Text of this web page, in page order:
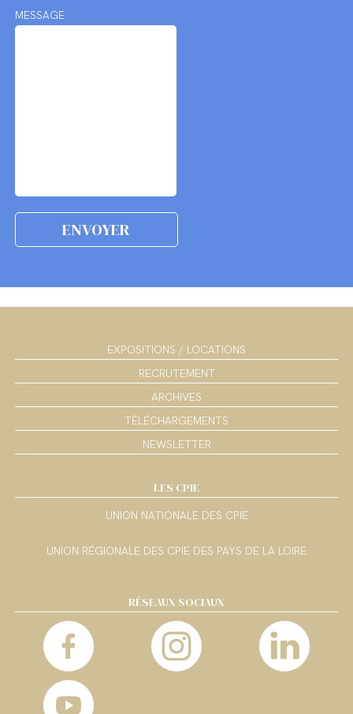
MESSAGE
EXPOSITIONS / LOCATIONS
RECRUTEMENT
ARCHIVES
TÉLÉCHARGEMENTS
NEWSLETTER
LES CPIE
UNION NATIONALE DES CPIE
UNION RÉGIONALE DES CPIE DES PAYS DE LA LOIRE
RÉSEAUX SOCIAUX